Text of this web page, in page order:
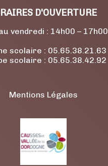
D'OUVERTURE
vendredi : 14h00 – 17h00
scolaire : 05.65.38.21.63
scolaire : 05.65.38.42.92
Mentions Légales